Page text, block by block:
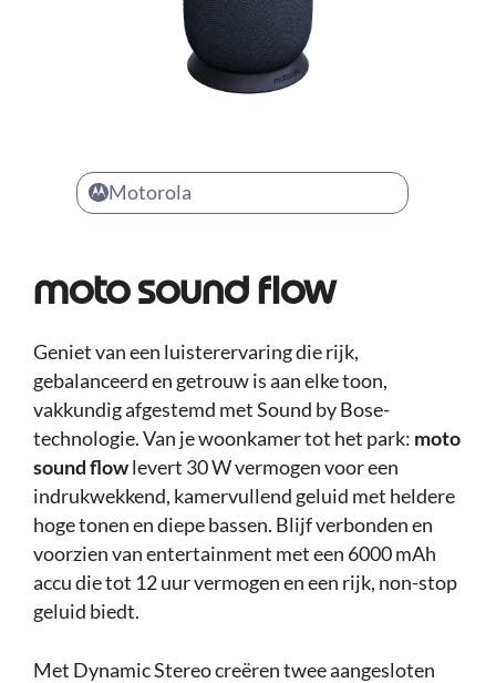
Motorola
moto sound flow
Geniet van een luisterervaring die rijk,
gebalanceerd en getrouw is aan elke toon,
vakkundig afgestemd met Sound by Bose-
technologie. Van je woonkamer tot het park: moto
sound flowlevert 30 W vermogen voor een
indrukwekkend, kamervullend geluid met heldere
hoge tonen en diepe bassen. Blijf verbonden en
voorzien van entertainment met een 6000 mAh
accu die tot 12 uur vermogen en een rijk, non-stop
geluid biedt.
Met Dynamic Stereo creëren twee aangesloten